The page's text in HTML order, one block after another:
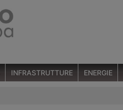
INFRASTRUTTURE ENERGIE